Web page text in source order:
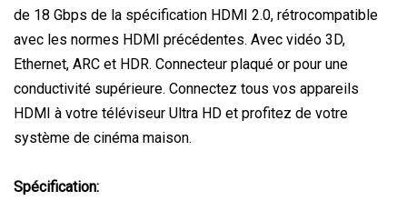
de 18 Gbps de la spécification HDMI 2.0, rétrocompatible
avec les normes HDMI précédentes. Avec vidéo 3D,
Ethernet, ARC et HDR. Connecteur plaqué or pour une
conductivité supérieure. Connectez tous vos appareils
HDMI à votre téléviseur Ultra HD et profitez de votre
système de cinéma maison.
Spécification: